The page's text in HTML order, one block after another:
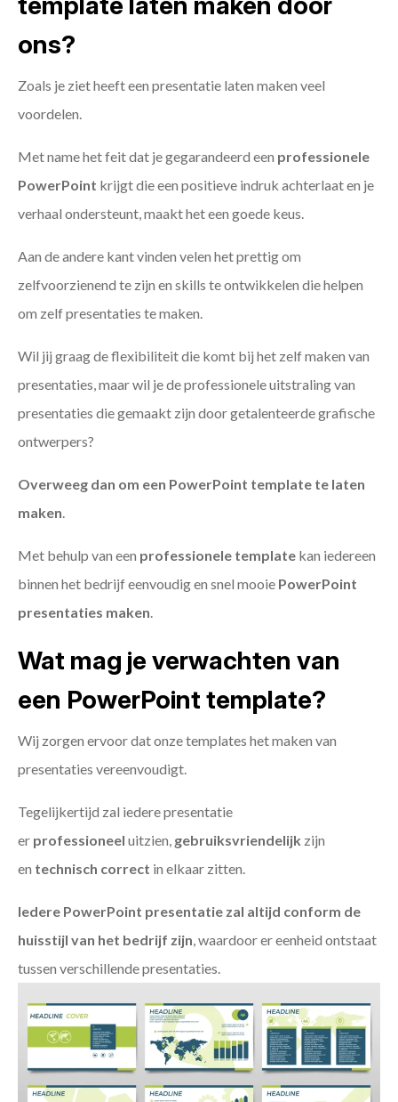
ons?
Zoals je ziet heeft een presentatie laten maken veel
voordelen.
Met name het feit dat je gegarandeerd een professionele
PowerPoint krijgt die een positieve indruk achterlaat en je
verhaal ondersteunt, maakt het een goede keus.
Aan de andere kant vinden velen het prettig om
zelfvoorzienend te zijn en skills te ontwikkelen die helpen
om zelf presentaties te maken.
Wil jij graag de flexibiliteit die komt bij het zelf maken van
presentaties, maar wil je de professionele uitstraling van
presentaties die gemaakt zijn door getalenteerde grafische
ontwerpers?
Overweeg dan om een PowerPoint template te laten
maken.
Met behulp van een professionele template kan iedereen
binnen het bedrijf eenvoudig en snel mooie PowerPoint
presentaties maken.
Wat mag je verwachten van
een PowerPoint template?
Wij zorgen ervoor dat onze templates het maken van
presentaties vereenvoudigt.
Tegelijkertijd zal iedere presentatie
er professioneel uitzien, gebruiksvriendelijk zijn
en technisch correct in elkaar zitten.
Iedere PowerPoint presentatie zal altijd conform de
huisstijl van het bedrijf zijn, waardoor er eenheid ontstaat
tussen verschillende presentaties.